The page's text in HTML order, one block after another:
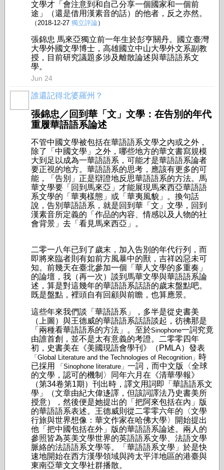
文學才「會注意到和自己分享一個國家和一個前
途」（還是借用漢素音的話）的他者，反之亦然。
（2018-12-27 獨立評論）
張錦忠 馬來亞獨立前一年生於彭亨關丹。國立臺灣
大學外國文學博士，高雄國立中山大學外文系副教
授，目前研究議題多涉及離散論述與華語語系文
學。
Jun 24
誰還記得北婆羅州？
張錦忠／回到華「文」文學：在告別的年代
重履華語語系論述
不管中國文學被包括在華語語系文學之內或之外，
除了「中國文學」之外，哪些地方的華文書寫規模
大到足以成為一華語語系，可能才是華語語系論者
要正視的地方。華語語系的思考，應該有更多的可
能，「告別」正是辯證地反思華語語系的方法。馬
華文學要「回到馬來亞」才能展現馬來西亞華語語
系文學的「華夷樣態」或「華夷風貌」。換句話
說，告別華語語系，就是回到華「文」文學，回到
漢素音所定義的「作品的內容、情感以及人物的社
會背景」去「看見馬來西亞」。
二零一八年已到了歲末，加入告別的年代行列，而
即將來臨者則有如前方風暴中的獸，吉祥凶惡未可
知。前幾天在臺北參加一個「華人文學的多重奏」
的論壇，我（再一次）談到馬華文學與華語語系論
述，算是對這幾年的華語語系話語的歲末盤點吧。
既是盤點，裡頭自有回顧與前瞻，也算應景。
這些年來我們談「華語語系」，多半是從史書美
（上圖）與王德威的華語語系話語談起，彷彿那是
「兩種看華語語系的方法」。至於Sinophone一詞究竟
由誰首創，並不是太有意義的考證。二零零四年
初，史書美在《美國現語會學刊》（PMLA）發表
「Global Literature and the Technologies of Recognition」 時
已採用
「Sinophone literature」 一詞，而中文版〈全球
的文學，認可的機制〉同年六月在《清華學報》
（第34卷第1期）刊出時，譯文用詞即「華語語系文
學」（文章由紀大偉迻譯，但該詞譯法乃史書美所
授意），然後便是她提出的「把阿來包括在內」版
的華語語系表述。王德威則從二零零六年的〈文學
行旅與世界想像：華文作家在哈佛大學〉開始提出
他「把中國包括在外」版的華語語系論述。兩人的
參照皆為英美文學世界的英語語系文學、法語文學
脈絡的法語語系文學等。「華語語系文學」於是快
速地開始在西方漢學領域與跨太平洋地區的港臺與
東南亞華文文學社群播散。